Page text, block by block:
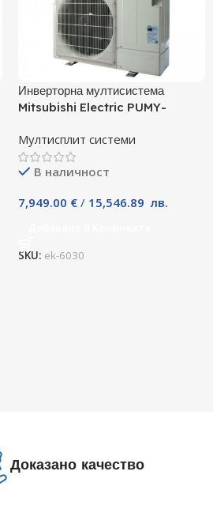
Инверторна мултисистема
Mitsubishi Electric PUMY-
Мултисплит системи
В наличност
7,949.00 € / 15,546.89 лв.
SKU: ek-6030
Доказано качество